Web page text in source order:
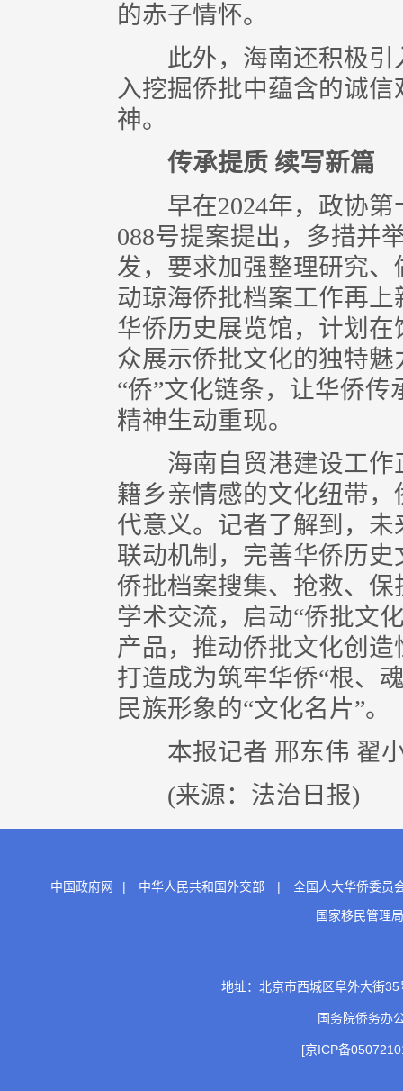
的赤子情怀。
此外，海南还积极引
入挖掘侨批中蕴含的诚
神。
传承提质 续写新篇
早在2024年，政协第
088号提案提出，多措并
发，要求加强整理研究
动琼海侨批档案工作再
华侨历史展览馆，计划
众展示侨批文化的独特
“侨”文化链条，让华侨
精神生动重现。
海南自贸港建设工作
籍乡亲情感的文化纽带
代意义。记者了解到，
联动机制，完善华侨历
侨批档案搜集、抢救、
学术交流，启动“侨批文
产品，推动侨批文化创
打造成为筑牢华侨“根、
民族形象的“文化名片”。
本报记者 邢东伟 翟
(来源：法治日报)
中国政府网 | 中华人民共和国外交部 |
全国人大华侨委员
国家移民管理局
地址：北京市西城区阜外大街
国务院侨务
[京ICP备